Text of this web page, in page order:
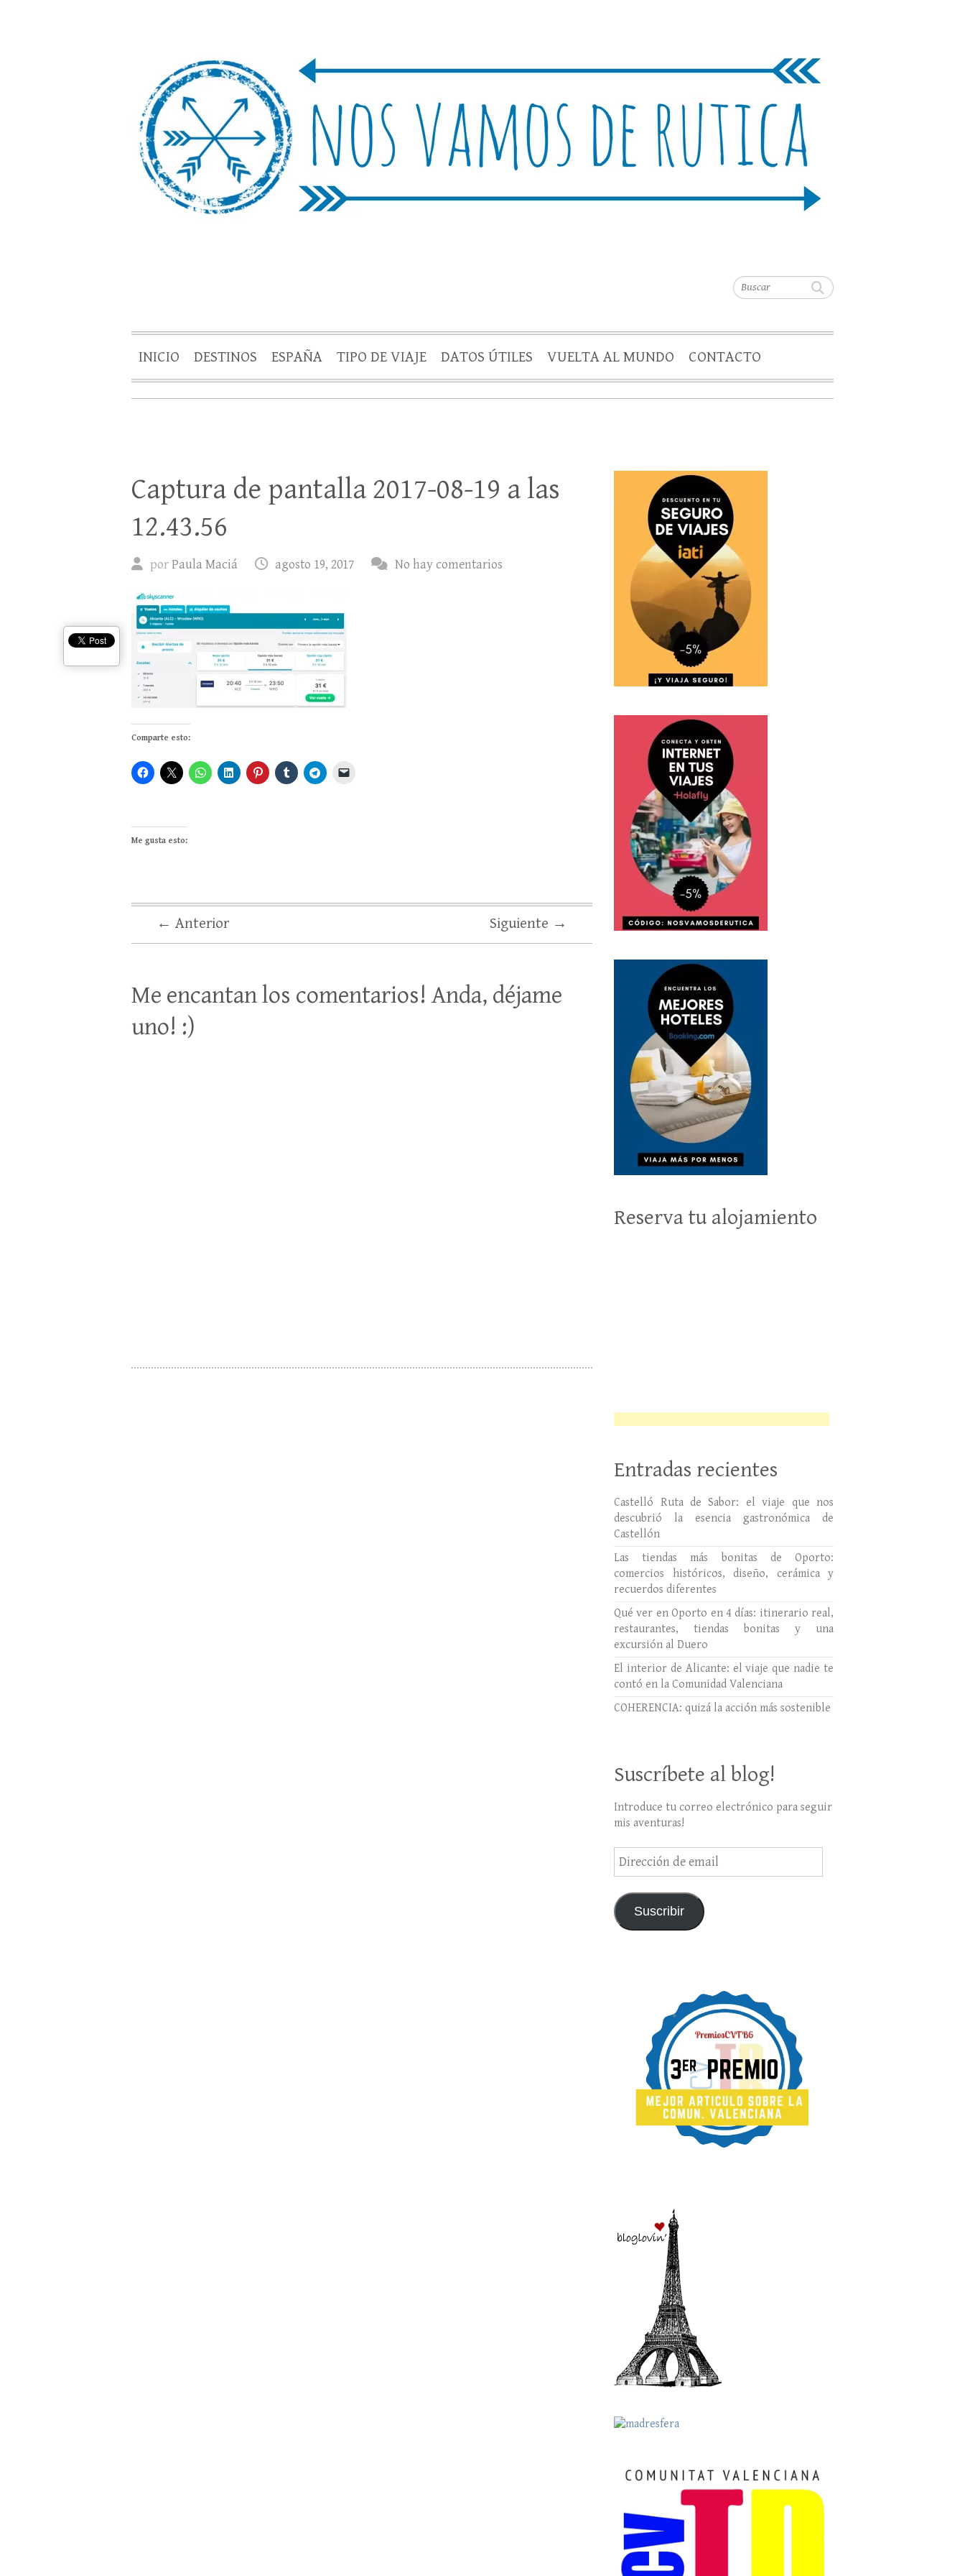
Buscar
Nos Vamos de Rutica
Un blog de viajes donde se comparte experiencias, trucos y consejos.
INICIO DESTINOS ESPAÑA TIPO DE VIAJE DATOS ÚTILES VUELTA AL MUNDO CONTACTO
Captura de pantalla 2017-08-19 a las
12.43.56
porPaula Maciá agosto 19, 2017 No hay comentarios
Comparte esto:
Me gusta esto:
← Anterior Siguiente →
Me encantan los comentarios! Anda, déjame
uno! :)
Reserva tu alojamiento
Entradas recientes
Castelló Ruta de Sabor: el viaje que nos
descubrió la esencia gastronómica de
Castellón
Las tiendas más bonitas de Oporto:
comercios históricos, diseño, cerámica y
recuerdos diferentes
Qué ver en Oporto en 4 días: itinerario real,
restaurantes, tiendas bonitas y una
excursión al Duero
El interior de Alicante: el viaje que nadie te
contó en la Comunidad Valenciana
COHERENCIA: quizá la acción más sostenible
Suscríbete al blog!
Introduce tu correo electrónico para seguir
mis aventuras!
Dirección
de
Suscribir